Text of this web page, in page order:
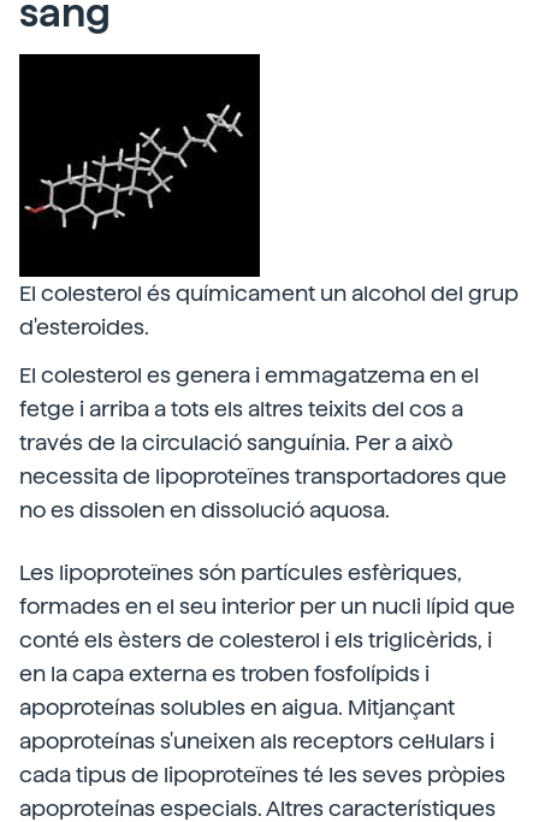
sang
El colesterol és químicament un alcohol del grup
d'esteroides.
El colesterol es genera i emmagatzema en el
fetge i arriba a tots els altres teixits del cos a
través de la circulació sanguínia. Per a això
necessita de lipoproteïnes transportadores que
no es dissolen en dissolució aquosa.
Les lipoproteïnes són partícules esfèriques,
formades en el seu interior per un nucli lípid que
conté els èsters de colesterol i els triglicèrids, i
en la capa externa es troben fosfolípids i
apoproteínas solubles en aigua. Mitjançant
apoproteínas s'uneixen als receptors cel·lulars i
cada tipus de lipoproteïnes té les seves pròpies
apoproteínas especials. Altres característiques